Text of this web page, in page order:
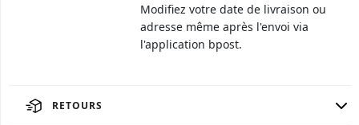
Modifiez votre date de livraison ou
adresse même après l'envoi via
l'application bpost.
RETOURS